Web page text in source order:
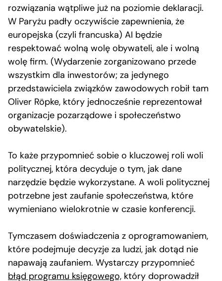
rozwiązania wątpliwe już na poziomie deklaracji.
W Paryżu padły oczywiście zapewnienia, że
europejska (czyli francuska) AI będzie
respektować wolną wolę obywateli, ale i wolną
wolę firm. (Wydarzenie zorganizowano przede
wszystkim dla inwestorów; za jedynego
przedstawiciela związków zawodowych robił tam
Oliver Röpke, który jednocześnie reprezentował
organizacje pozarządowe i społeczeństwo
obywatelskie).
To każe przypomnieć sobie o kluczowej roli woli
politycznej, która decyduje o tym, jak dane
narzędzie będzie wykorzystane. A woli politycznej
potrzebne jest zaufanie społeczeństwa, które
wymieniano wielokrotnie w czasie konferencji.
Tymczasem doświadczenia z oprogramowaniem,
które podejmuje decyzje za ludzi, jak dotąd nie
napawają zaufaniem. Wystarczy przypomnieć
błąd programu księgowego, który doprowadził